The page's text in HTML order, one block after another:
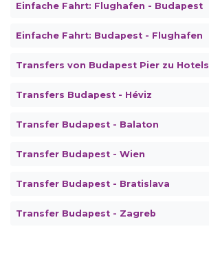
Einfache Fahrt: Flughafen - Budapest
Einfache Fahrt: Budapest - Flughafen
Transfers von Budapest Pier zu Hotels
Transfers Budapest - Héviz
Transfer Budapest - Balaton
Transfer Budapest - Wien
Transfer Budapest - Bratislava
Transfer Budapest - Zagreb